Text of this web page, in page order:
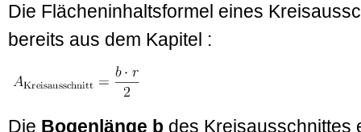
Die Flächeninhaltsformel eines
bereits aus dem Kapitel :
Die Bogenlänge b des Kreisausschnittes